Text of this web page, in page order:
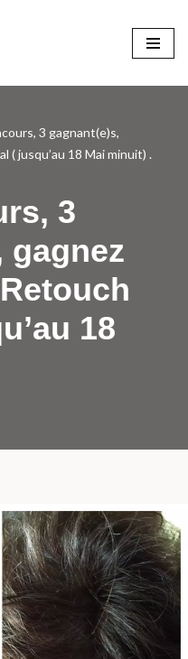
3 gagnant(e)s,
( jusqu’au 18 Mai minuit) .
3
gagnez
18